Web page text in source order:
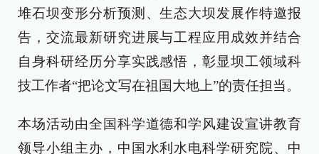
堆石坝变形分析预测、生态大坝发展作特邀报
告，交流最新研究进展与工程应用成效并结合
自身科研经历分享实践感悟，彰显坝工领域科
技工作者“把论文写在祖国大地上”的责任担当。
本场活动由全国科学道德和学风建设宣讲教育
领导小组主办，中国水利水电科学研究院、中